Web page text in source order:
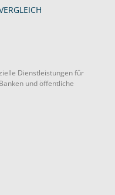
Dienstleistungen für
und öffentliche